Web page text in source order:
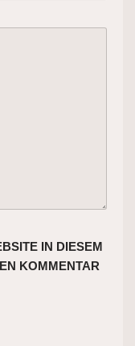
IN DIESEM
KOMMENTAR